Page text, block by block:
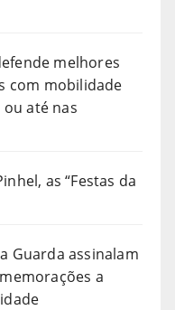
melhores
com mobilidade
até nas
as “Festas da
Guarda assinalam
a